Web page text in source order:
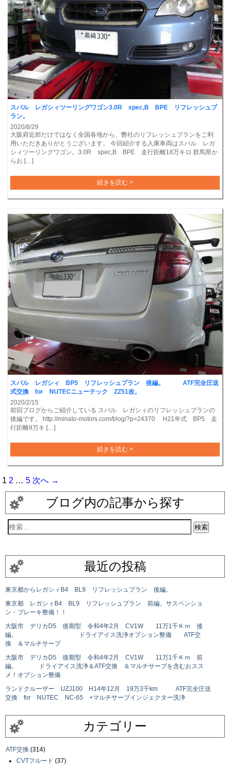
スバル レガシィツーリングワゴン3.0R spec,B BPE リフレッシュプ
ラン。
2020/8/29
大阪府近郊だけではなく全国各地から、弊社のリフレッシュプランをご利
用いただきありがとうございます。 今回紹介する入庫車両はスバル レガ
シィツーリングワゴン。3.0R spec,B BPE 走行距離18万キロ 群馬県か
らお […]
続きを読む >
スバル レガシィ BP5 リフレッシュプラン 後編。 ATF完全圧送
式交換 for NUTECニューテック ZZ51改。
2020/2/15
前回ブログからご紹介している スバル レガシィのリフレッシュプランの
後編です。 http://minato-motors.com/blog/?p=24370 H21年式 BP5 走
行距離9万キ […]
続きを読む >
1 2 … 5 次へ →
ブログ内の記事から探す
最近の投稿
東京都からレガシィB4 BL9 リフレッシュプラン 後編。
東京都 レガシィB4 BL9 リフレッシュプラン 前編。サスペンショ
ン・ブレーキ整備！！
大阪市 デリカD5 後期型 令和4年2月 CV1W 11万1千Ｋｍ 後
編。 ドライアイス洗浄オプション整備 ATF交
換 ＆マルチサーブ
大阪市 デリカD5 後期型 令和4年2月 CV1W 11万1千Ｋｍ 前
編。 ドライアイス洗浄＆ATF交換 ＆マルチサーブを含むおスス
メ！オプション整備
ランドクルーザー UZJ100 H14年12月 19万3千km ATF完全圧送
交換 for NUTEC NC-65 +マルチサーブインジェクター洗浄
カテゴリー
ATF交換 (314)
CVTフルード (37)